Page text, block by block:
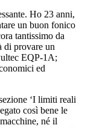
Ho 23 anni,
un buon fonico
tantissimo da
di provare un
EQP-1A;
ed
‘I limiti reali
così bene le
né il